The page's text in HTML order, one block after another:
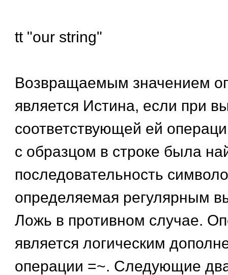
tt "our string"
Возвращаемым значением
является Истина, если при
соответствующей ей
с образцом в строке была
последовательность
определяемая регулярным
Ложь в противном случае.
является логическим
операции =~. Следующие